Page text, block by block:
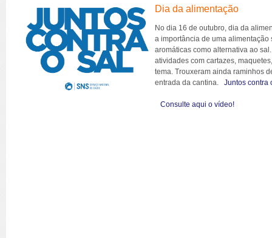
Dia da alimentação
No dia 16 de outubro, dia da
a importância de uma
aromáticas como alternativa ao
atividades com cartazes,
tema. Trouxeram ainda raminhos
entrada da cantina.Juntos contra
Consulte aqui o vídeo!